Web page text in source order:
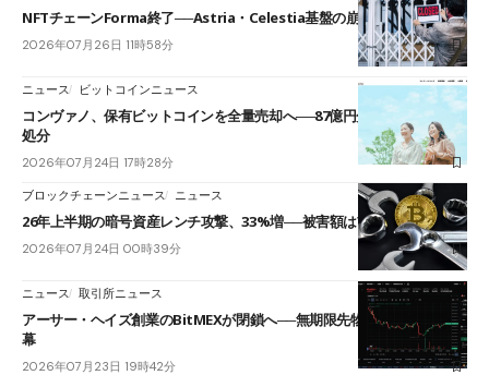
NFTチェーンForma終了──Astria・Celestia基盤の崩壊が波及
2026年07月26日 11時58分
ニュース ビットコインニュース
コンヴァノ、保有ビットコインを全量売却へ──87億円分を3か月以内に
処分
2026年07月24日 17時28分
ブロックチェーンニュース ニュース
26年上半期の暗号資産レンチ攻撃、33%増──被害額は前年の11.8倍に
2026年07月24日 00時39分
ニュース 取引所ニュース
アーサー・ヘイズ創業のBitMEXが閉鎖へ──無期限先物を生んだ11年に
幕
2026年07月23日 19時42分